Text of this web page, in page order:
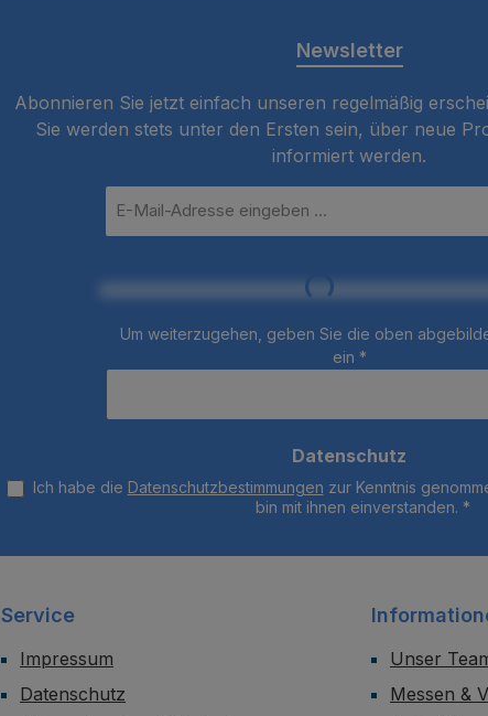
Newsletter
Abonnieren Sie jetzt einfach unseren regelmäßig
Sie werden stets unter den Ersten sein, über neue
informiert werden.
Mail-
Loading...
Um weiterzugehen, geben Sie die oben
ein *
Datenschutz
Ich habe die Datenschutzbestimmungen zur Kenntnis
bin mit ihnen einverstanden. *
Service
Impressum
Datenschutz
Unser
Messen &